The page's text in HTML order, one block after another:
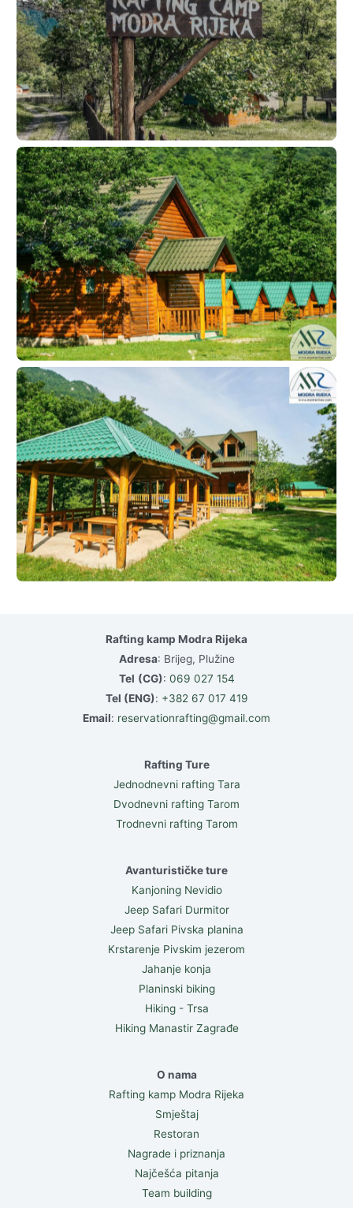
Rafting kamp Modra Rijeka
Adresa: Brijeg, Plužine
Tel (CG): 069 027 154
Tel (ENG): +382 67 017 419
Email: reservationrafting@gmail.com
Rafting Ture
Jednodnevni rafting Tara
Dvodnevni rafting Tarom
Trodnevni rafting Tarom
Avanturističke ture
Kanjoning Nevidio
Jeep Safari Durmitor
Jeep Safari Pivska planina
Krstarenje Pivskim jezerom
Jahanje konja
Planinski biking
Hiking - Trsa
Hiking Manastir Zagrađe
O nama
Rafting kamp Modra Rijeka
Smještaj
Restoran
Nagrade i priznanja
Najčešća pitanja
Team building